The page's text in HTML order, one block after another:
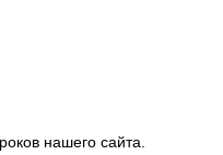
нашего сайта.